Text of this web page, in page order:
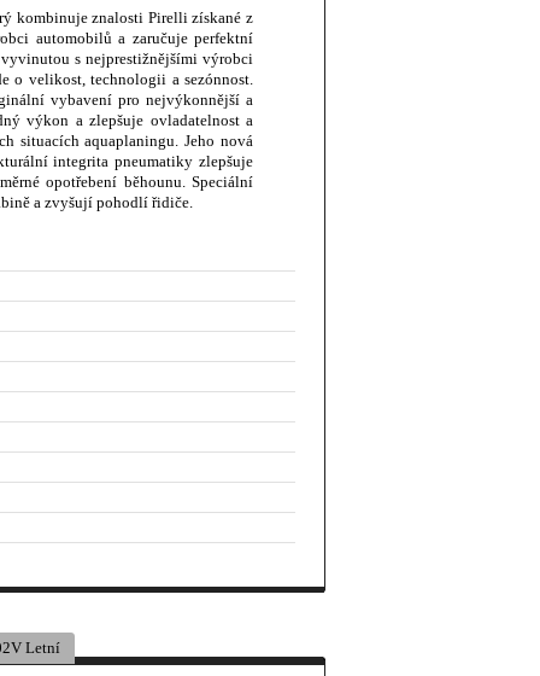
kombinuje znalosti Pirelli získané z
automobilů a zaručuje perfektní
s nejprestižnějšími výrobci
o velikost, technologii a sezónnost.
vybavení pro nejvýkonnější a
výkon a zlepšuje ovladatelnost a
situacích aquaplaningu. Jeho nová
integrita pneumatiky zlepšuje
opotřebení běhounu. Speciální
a zvyšují pohodlí řidiče.
Letní